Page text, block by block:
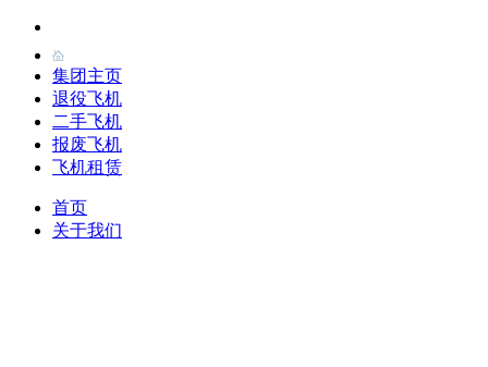
集团主页
退役飞机
二手飞机
报废飞机
飞机租赁
首页
关于我们